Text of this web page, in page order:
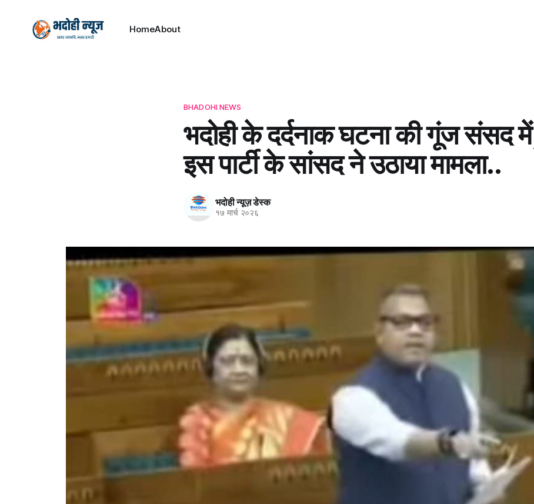
HomeAbout
BHADOHI NEWS
भदोही के दर्दनाक घटना की गूंज संसद
इस पार्टी के सांसद ने उठाया मामला..
भदोही न्यूज़ डेस्क
१७ मार्च २०२६